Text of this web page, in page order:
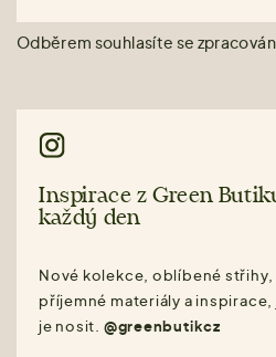
Odběrem souhlasíte se
Inspirace z Green
každý den
Nové kolekce, oblíbené střihy,
příjemné materiály a inspirace,
je nosit. @greenbutikcz